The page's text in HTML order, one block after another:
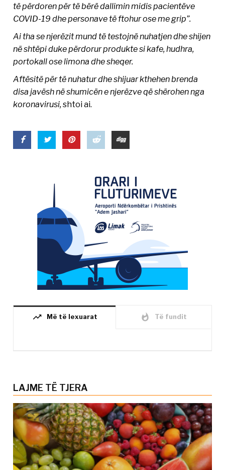
të përdoren për të bërë dallimin midis pacientëve
COVID-19 dhe personave të ftohur ose me grip”.
Ai tha se njerëzit mund të testojnë nuhatjen dhe shijen
në shtëpi duke përdorur produkte si kafe, hudhra,
portokall ose limona dhe sheqer.
Aftësitë për të nuhatur dhe shijuar kthehen brenda
disa javësh në shumicën e njerëzve që shërohen nga
koronavirusi,shtoi ai.
trending_up Më të lexuarat whatshot Të fundit
LAJME TË TJERA